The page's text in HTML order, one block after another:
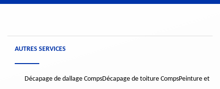
AUTRES SERVICES
Décapage de dallage CompsDécapage de toiture CompsPeinture et